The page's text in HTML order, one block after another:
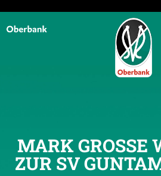
MARK GROSSE
ZUR SV